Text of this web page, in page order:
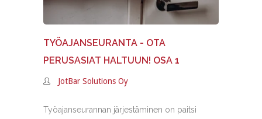
TYÖAJANSEURANTA - OTA
PERUSASIAT HALTUUN! OSA 1
JotBar Solutions Oy
Työajanseurannan järjestäminen on paitsi